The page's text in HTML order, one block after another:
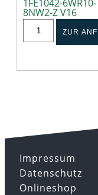
1FE1042-6WR10-
8NW2-Z V16
ZUR
Impressum
Datenschutz
Onlineshop